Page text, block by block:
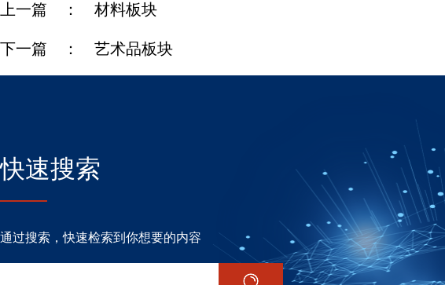
上一篇 ： 材料板块
下一篇 ： 艺术品板块
快速搜索
通过搜索，快速检索到你想要的内容